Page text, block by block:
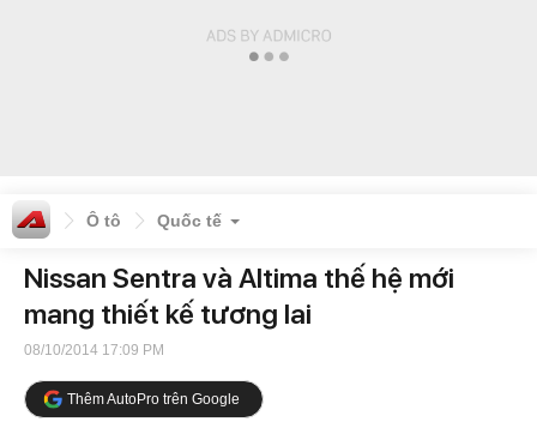
Ô tô Quốc tế
Nissan Sentra và Altima thế hệ mới
mang thiết kế tương lai
08/10/2014 17:09 PM
Thêm AutoPro trên Google